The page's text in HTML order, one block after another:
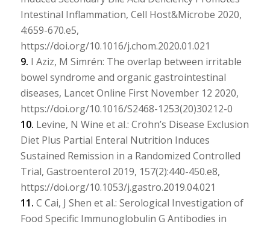
Intestinal Inflammation, Cell Host&Microbe 2020,
4:659-670.e5,
https://doi.org/10.1016/j.chom.2020.01.021
9. I Aziz, M Simrén: The overlap between irritable
bowel syndrome and organic gastrointestinal
diseases, Lancet Online First November 12 2020,
https://doi.org/10.1016/S2468-1253(20)30212-0
10. Levine, N Wine et al.: Crohn’s Disease Exclusion
Diet Plus Partial Enteral Nutrition Induces
Sustained Remission in a Randomized Controlled
Trial, Gastroenterol 2019, 157(2):440-450.e8,
https://doi.org/10.1053/j.gastro.2019.04.021
11. C Cai, J Shen et al.: Serological Investigation of
Food Specific Immunoglobulin G Antibodies in